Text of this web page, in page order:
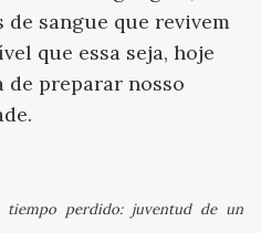
de sangue que revivem
que essa seja, hoje
de preparar nosso
tiempo perdido: juventud de un